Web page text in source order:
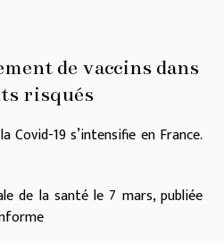
de vaccins dans
risqués
Covid-19 s’intensifie en France.
de la santé le 7 mars, publiée